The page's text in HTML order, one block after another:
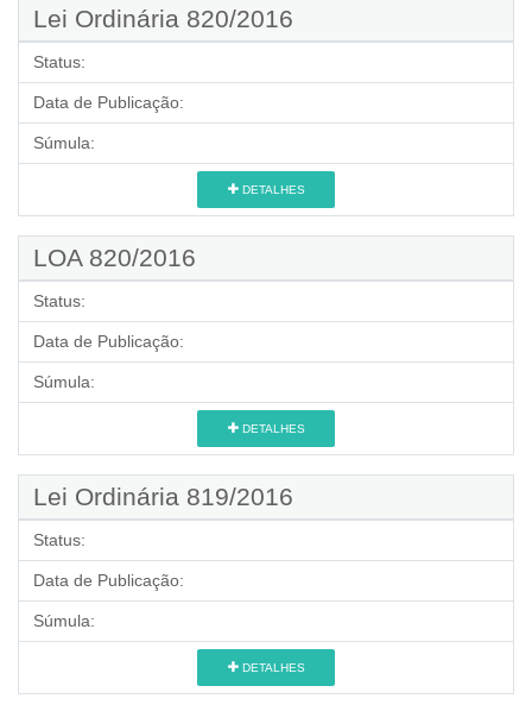
Lei Ordinária 820/2016
Status:
Data de Publicação:
Súmula:
DETALHES
LOA 820/2016
Status:
Data de Publicação:
Súmula:
DETALHES
Lei Ordinária 819/2016
Status:
Data de Publicação:
Súmula:
DETALHES